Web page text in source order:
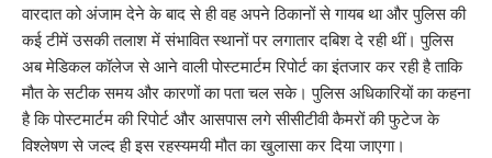
वारदात को अंजाम देने के बाद से ही वह अपने ठिकानों से गायब था और पुलिस की
कई टीमें उसकी तलाश में संभावित स्थानों पर लगातार दबिश दे रही थीं। पुलिस
अब मेडिकल कॉलेज से आने वाली पोस्टमार्टम रिपोर्ट का इंतजार कर रही है ताकि
मौत के सटीक समय और कारणों का पता चल सके। पुलिस अधिकारियों का कहना
है कि पोस्टमार्टम की रिपोर्ट और आसपास लगे सीसीटीवी कैमरों की फुटेज के
विश्लेषण से जल्द ही इस रहस्यमयी मौत का खुलासा कर दिया जाएगा।